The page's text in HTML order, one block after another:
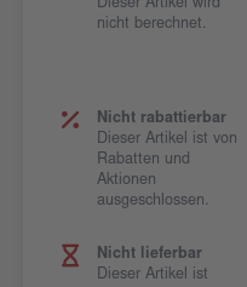
Dieser Artikel wird
nicht berechnet.
Nicht rabattierbar
Dieser Artikel ist von
Rabatten und
Aktionen
ausgeschlossen.
Nicht lieferbar
Dieser Artikel ist